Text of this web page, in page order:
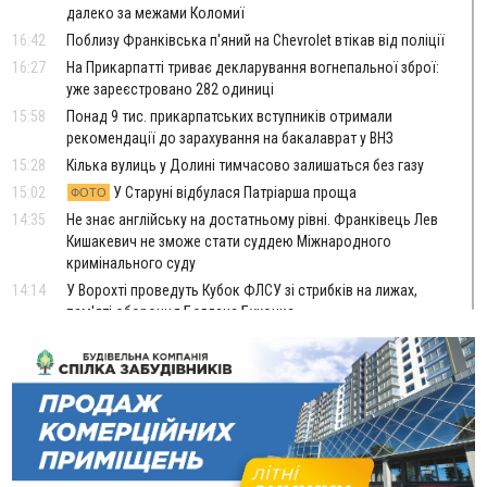
далеко за межами Коломиї
16:42
Поблизу Франківська п'яний на Chevrolet втікав від поліції
16:27
На Прикарпатті триває декларування вогнепальної зброї:
уже зареєстровано 282 одиниці
15:58
Понад 9 тис. прикарпатських вступників отримали
рекомендації до зарахування на бакалаврат у ВНЗ
15:28
Кілька вулиць у Долині тимчасово залишаться без газу
15:02
ФОТО
У Старуні відбулася Патріарша проща
14:35
Не знає англійську на достатньому рівні. Франківець Лев
Кишакевич не зможе стати суддею Міжнародного
кримінального суду
14:14
У Ворохті проведуть Кубок ФЛСУ зі стрибків на лижах,
пам'яті оборонця Богдана Бухонка
На Калущині розшукали чоловіка, який три дні
блукав у лісі
13:14
Боднар розповів про реакцію влади Польщі на атаки на
українців та про зміни після 23 серпня
12:31
ВІДЕО "Едельвейси" щемливо привітали рідну Коломию з
Днем міста